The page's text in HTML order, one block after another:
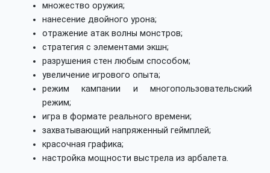
множество оружия;
нанесение двойного урона;
отражение атак волны монстров;
стратегия с элементами экшн;
разрушения стен любым способом;
увеличение игрового опыта;
режим кампании и многопользовательский
режим;
игра в формате реального времени;
захватывающий напряженный геймплей;
красочная графика;
настройка мощности выстрела из арбалета.